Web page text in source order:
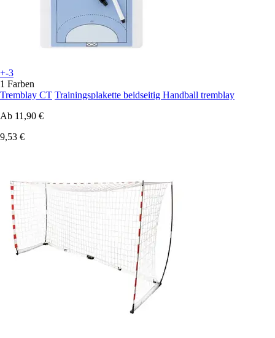
+-3
1 Farben
Tremblay CT Trainingsplakette beidseitig Handball tremblay
Ab 11,90 €
9,53 €